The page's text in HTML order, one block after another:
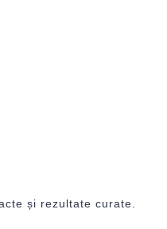
și rezultate curate.